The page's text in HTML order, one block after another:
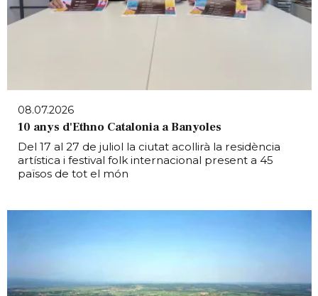
08.07.2026
10 anys d'Ethno Catalonia a Banyoles
Del 17 al 27 de juliol la ciutat acollirà la residència
artística i festival folk internacional present a 45
països de tot el món